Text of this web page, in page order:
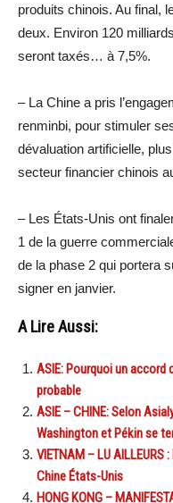
produits chinois. Au final,
deux. Environ 120
seront taxés… à 7,5%.
– La Chine a pris
renminbi, pour stimuler
dévaluation artificielle,
secteur financier chinois
– Les États-Unis ont
1 de la guerre
de la phase 2 qui portera
signer en janvier.
A Lire Aussi:
ASIE: Pourquoi un
probable
ASIE – CHINE: Selon
Washington et Pékin se
VIETNAM – LU
Chine États-Unis
HONG KONG –